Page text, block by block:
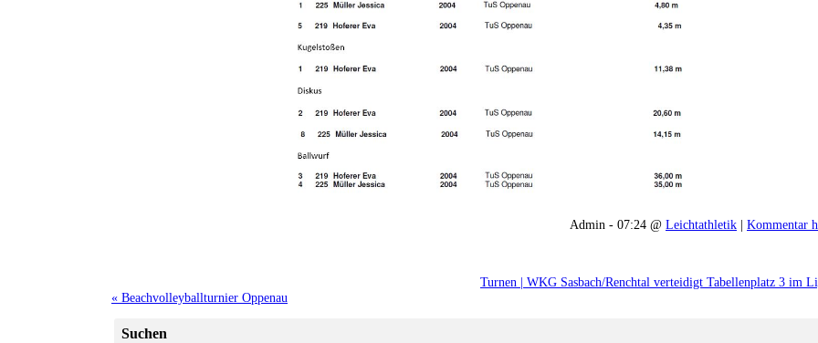
Admin - 07:24 @ Leichtathletik | Kommentar
Turnen | WKG Sasbach/Renchtal verteidigt Tabellenplatz 3 im
« Beachvolleyballturnier Oppenau
Suchen